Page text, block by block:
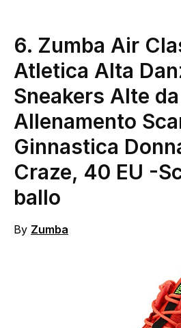
6. Zumba Air
Atletica Alta
Sneakers Alte da
Allenamento
Ginnastica
Craze, 40 EU -
ballo
By Zumba